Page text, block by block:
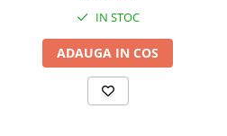
IN STOC
ADAUGA IN COS